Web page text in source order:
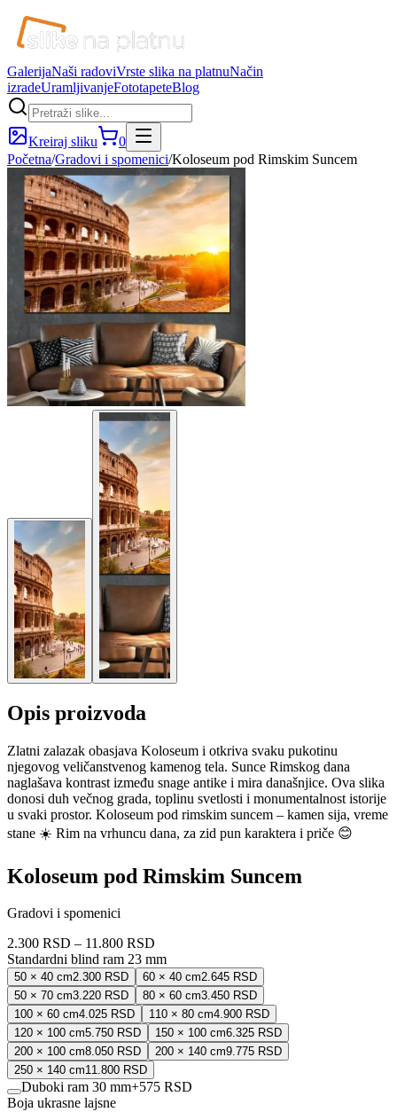
GalerijaNaši radoviVrste slika na platnuNačin
izradeUramljivanjeFototapeteBlog
Kreiraj sliku
0
Početna/Gradovi i spomenici/Koloseum pod Rimskim Suncem
Opis proizvoda
Zlatni zalazak obasjava Koloseum i otkriva svaku pukotinu
njegovog veličanstvenog kamenog tela. Sunce Rimskog dana
naglašava kontrast između snage antike i mira današnjice. Ova slika
donosi duh večnog grada, toplinu svetlosti i monumentalnost istorije
u svaki prostor. Koloseum pod rimskim suncem – kamen sija, vreme
stane ☀️ Rim na vrhuncu dana, za zid pun karaktera i priče 😊
Koloseum pod Rimskim Suncem
Gradovi i spomenici
2.300 RSD – 11.800 RSD
Standardni blind ram 23 mm
50 × 40 cm2.300 RSD 60 × 40 cm2.645 RSD
50 × 70 cm3.220 RSD 80 × 60 cm3.450 RSD
100 × 60 cm4.025 RSD 110 × 80 cm4.900 RSD
120 × 100 cm5.750 RSD 150 × 100 cm6.325 RSD
200 × 100 cm8.050 RSD 200 × 140 cm9.775 RSD
250 × 140 cm11.800 RSD
Duboki ram 30 mm+575 RSD
Boja ukrasne lajsne